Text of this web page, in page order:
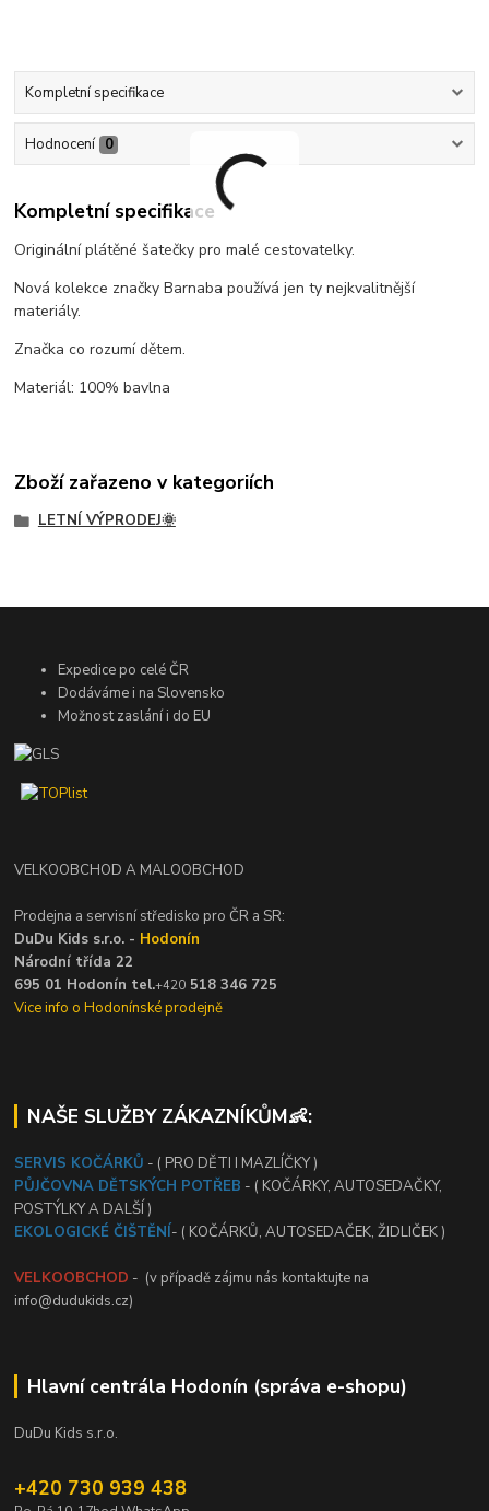
Kompletní specifikace
Hodnocení 0
Kompletní specifikace
Originální plátěné šatečky pro malé cestovatelky.
Nová kolekce značky Barnaba používá jen ty nejkvalitnější
materiály.
Značka co rozumí dětem.
Materiál: 100% bavlna
Zboží zařazeno v kategoriích
LETNÍ VÝPRODEJ🌞
Expedice po celé ČR
Dodáváme i na Slovensko
Možnost zaslání i do EU
VELKOOBCHOD A MALOOBCHOD
Prodejna a servisní středisko pro ČR a SR:
DuDu Kids s.r.o. - Hodonín
Národní třída 22
695 01 Hodonín tel.+420 518 346 725
Vice info o Hodonínské prodejně
NAŠE SLUŽBY ZÁKAZNÍKŮM👶:
SERVIS KOČÁRKŮ - ( PRO DĚTI I MAZLÍČKY )
PŮJČOVNA DĚTSKÝCH POTŘEB - ( KOČÁRKY, AUTOSEDAČKY,
POSTÝLKY A DALŠÍ )
EKOLOGICKÉ ČIŠTĚNÍ- ( KOČÁRKŮ, AUTOSEDAČEK, ŽIDLIČEK )
VELKOOBCHOD - (v případě zájmu nás kontaktujte na
info@dudukids.cz)
Hlavní centrála Hodonín (správa e-shopu)
DuDu Kids s.r.o.
+420 730 939 438